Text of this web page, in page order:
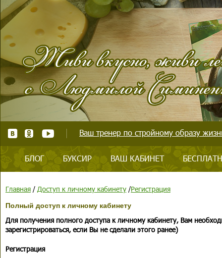
Ваш тренер по стройному образу
БЛОГ БУКСИР ВАШ КАБИНЕТ
Главная / Доступ к личному кабинету /Регистрация
Полный доступ к личному кабинету
Для получения полного доступа к личному кабинету, Вам
зарегистрироваться, если Вы не сделали этого ранее)
Регистрация